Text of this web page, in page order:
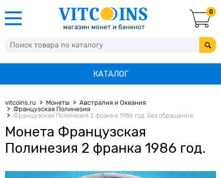
0
КАТАЛОГ
vitcoins.ru Монеты
Австралия и Океания
Французская Полинезия
Французская Полинезия 2 франка 1986 год. Без обращения.
Монета Французская
Полинезия 2 франка 1986 год.